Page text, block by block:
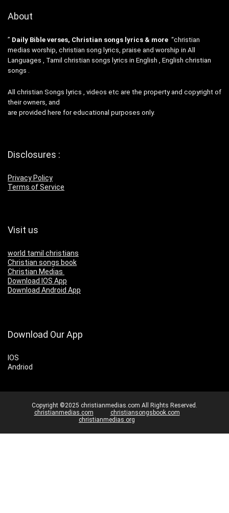
About
” Daily Bible verses, Christian songs lyrics & more “christian
medias worship, christian song lyrics, praise and worship in All
Languages , Tamil christian songs lyrics in English , English christian
songs .
All christian Songs lyrics , videos etc are the property and copyright of
their owners, and
are provided here for educational purposes only.
Disclosures :
Privacy Policy
Terms of Service
Visit us
world tamil christians
Christian songs book
Christian Medias
Download IOS App
Download Android App
Download Our App
IOS
Andriod
Copyright ©2025 christianmedias.com All Rights Reserved.
christianmedias.com
christiansongsbook.com
christianmedias.org